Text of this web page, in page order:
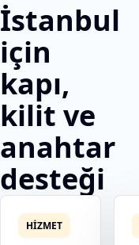
İstanbul
için
kapı,
kilit ve
anahtar
desteği
HIZMET